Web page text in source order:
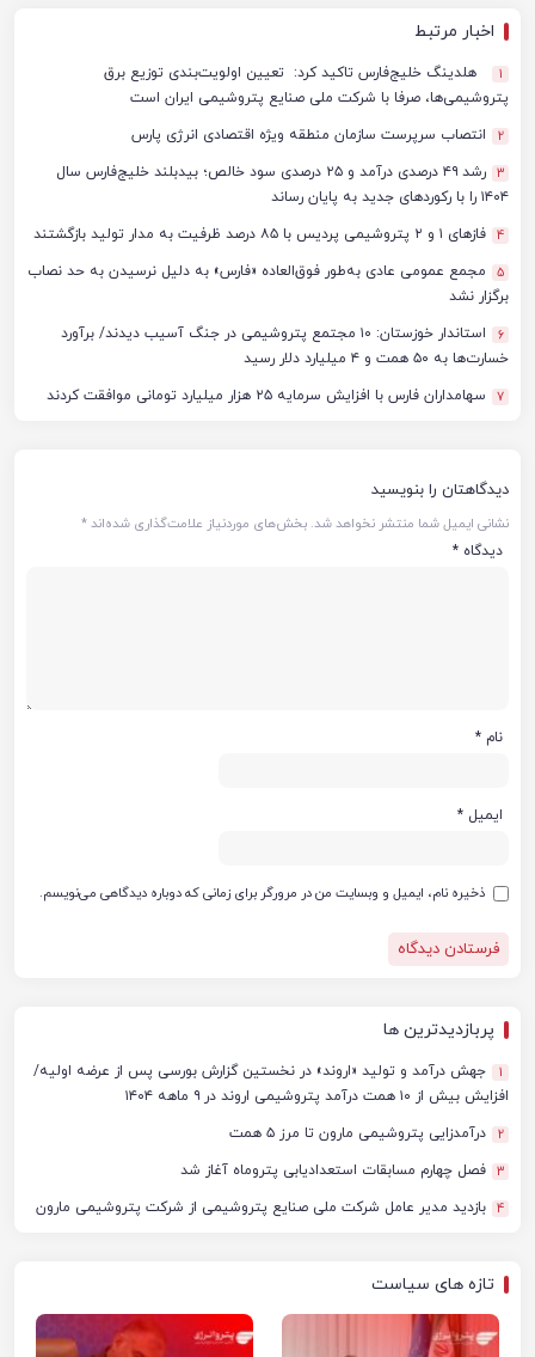
اخبار مرتبط
1
هلدینگ خلیج‌فارس تاکید کرد: تعیین اولویت‌بندی توزیع برق
پتروشیمی‌ها، صرفا با شرکت ملی صنایع پتروشیمی ایران است
2 انتصاب سرپرست سازمان منطقه ویژه اقتصادی انرژی پارس
3
رشد ۴۹ درصدی درآمد و ۲۵ درصدی سود خالص؛ بیدبلند خلیج‌فارس سال
۱۴۰۴ را با رکوردهای جدید به پایان رساند
4 فازهای ۱ و ۲ پتروشیمی پردیس با ۸۵ درصد ظرفیت به مدار تولید بازگشتند
5
مجمع عمومی عادی به‌طور فوق‌العاده «فارس» به دلیل نرسیدن به حد نصاب
برگزار نشد
6
استاندار خوزستان: ۱۰ مجتمع پتروشیمی در جنگ آسیب دیدند/ برآورد
خسارت‌ها به ۵۰ همت و ۴ میلیارد دلار رسید
7 سهامداران فارس با افزایش سرمایه ۲۵ هزار میلیارد تومانی موافقت کردند
دیدگاهتان را بنویسید
نشانی ایمیل شما منتشر نخواهد شد. بخش‌های موردنیاز علامت‌گذاری شده‌اند*
دیدگاه *
نام *
ایمیل *
ذخیره نام، ایمیل و وبسایت من در مرورگر برای زمانی که دوباره دیدگاهی می‌نویسم.
پربازدیدترین ها
1
جهش درآمد و تولید «اروند» در نخستین گزارش بورسی پس از عرضه اولیه/
افزایش بیش از ۱۰ همت درآمد پتروشیمی اروند در ۹ ماهه ۱۴۰۴
2 درآمدزایی پتروشیمی مارون تا مرز ۵ همت
3 فصل چهارم مسابقات استعدادیابی پتروماه آغاز شد
4 بازدید مدیر عامل شرکت ملی صنایع پتروشیمی از شرکت پتروشیمی مارون
تازه های سیاست